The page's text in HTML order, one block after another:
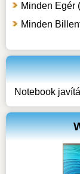
Minden Egér
Minden
Notebook